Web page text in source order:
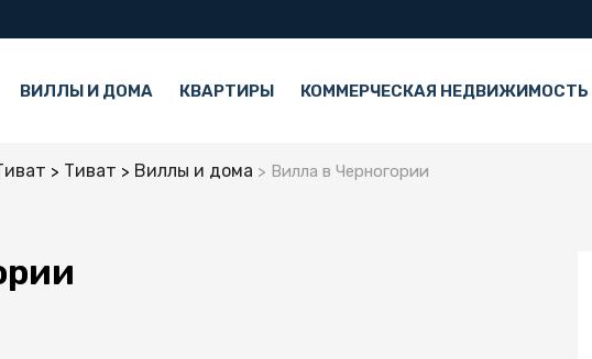
ВИЛЛЫ И ДОМА КВАРТИРЫ КОММЕРЧЕСКАЯ НЕДВИЖИМОСТЬ
Тиват Виллы и дома Вилла в Черногории